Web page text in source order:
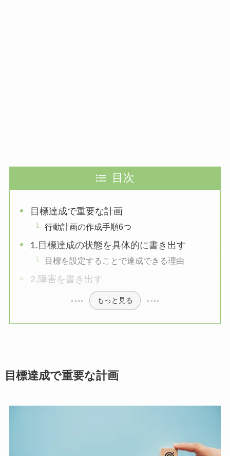
目次
目標達成で重要な計画
行動計画の作成手順6つ
1.目標達成の状態を具体的に書き出す
目標を設定することで達成できる理由
2.障害を書き出す
もっと見る
目標達成で重要な計画